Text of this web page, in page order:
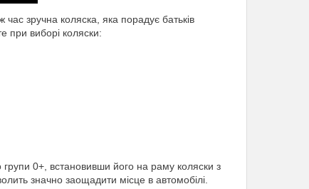
зручна коляска, яка порадує батьків
при виборі коляски:
групи 0+, встановивши його на раму коляски з
значно заощадити місце в автомобілі.